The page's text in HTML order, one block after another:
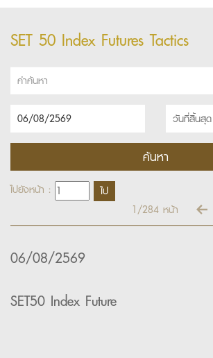
SET 50 Index Futures Tactics
ไปยังหน้า :
1/284 หน้า
06/08/2569
SET50 Index Future